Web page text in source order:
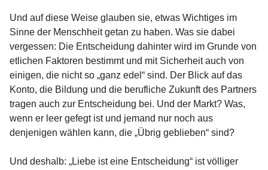
Und auf diese Weise glauben sie, etwas Wichtiges im
Sinne der Menschheit getan zu haben. Was sie dabei
vergessen: Die Entscheidung dahinter wird im Grunde von
etlichen Faktoren bestimmt und mit Sicherheit auch von
einigen, die nicht so „ganz edel“ sind. Der Blick auf das
Konto, die Bildung und die berufliche Zukunft des Partners
tragen auch zur Entscheidung bei. Und der Markt? Was,
wenn er leer gefegt ist und jemand nur noch aus
denjenigen wählen kann, die „Übrig geblieben“ sind?
Und deshalb: „Liebe ist eine Entscheidung“ ist völliger